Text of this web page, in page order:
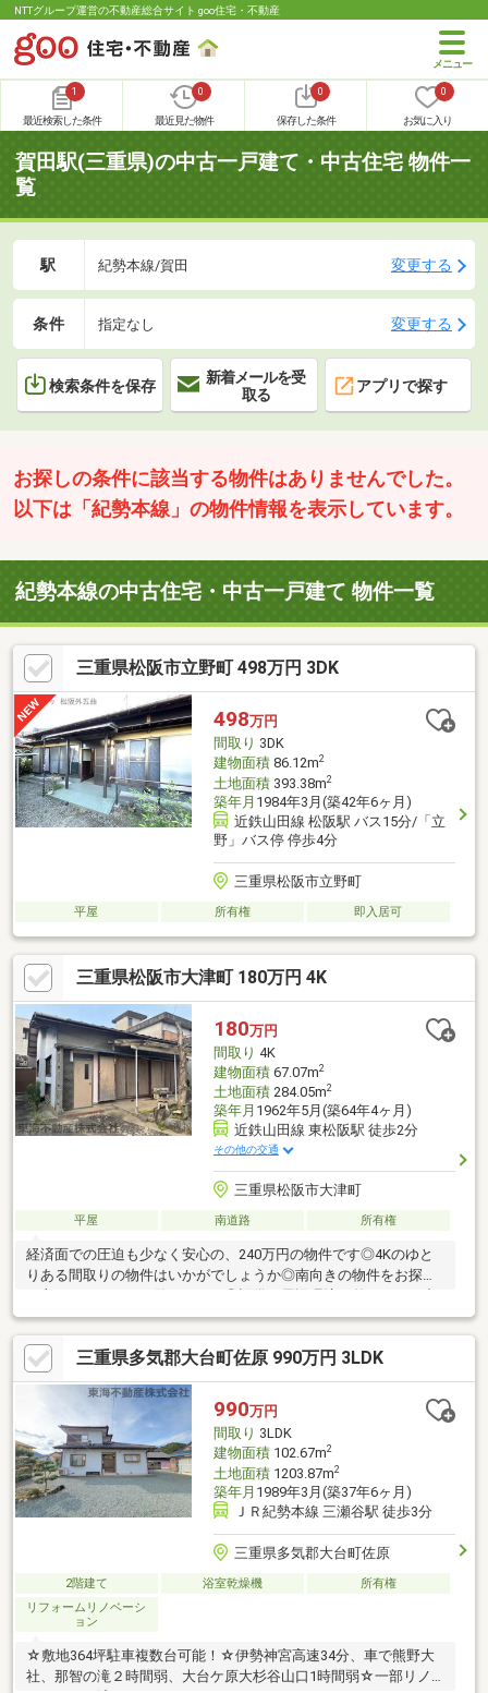
NTTグループ運営の不動産総合サイト goo住宅・不動産
1
最近検索した条件
0
最近見た物件
0
保存した条件
0
お気に入り
賀田駅(三重県)の中古一戸建て・中古住宅 物件一
覧
駅 紀勢本線/賀田 変更する
条件 指定なし 変更する
検索条件を保存
新着メールを受
取る
アプリで探す
お探しの条件に該当する物件はありませんでした。
以下は「紀勢本線」の物件情報を表示しています。
紀勢本線の中古住宅・中古一戸建て 物件一覧
三重県松阪市立野町 498万円 3DK
498万円
間取り 3DK
建物面積86.12m2
土地面積393.38m2
築年月 1984年3月(築42年6ヶ月)
近鉄山田線 松阪駅 バス15分/「立
野」バス停 停歩4分
三重県松阪市立野町
平屋 所有権 即入居可
三重県松阪市大津町 180万円 4K
180万円
間取り 4K
建物面積67.07m2
土地面積284.05m2
築年月 1962年5月(築64年4ヶ月)
近鉄山田線 東松阪駅 徒歩2分
その他の交通
三重県松阪市大津町
平屋 南道路 所有権
経済面での圧迫も少なく安心の、240万円の物件です◎4Kのゆと
りある間取りの物件はいかがでしょうか◎南向きの物件をお探し
古戸建てはいかがでしょうか◎南向きの物件は、洗濯にも便利で
す◎建物面積が67.07㎡でスペースが十分のファミリーにもおすす
めの物件です◎駅の近くに立地する、徒歩2分圏内の物件です
(*^_^*)
三重県多気郡大台町佐原 990万円 3LDK
990万円
間取り 3LDK
建物面積102.67m2
土地面積1203.87m2
築年月 1989年3月(築37年6ヶ月)
ＪＲ紀勢本線 三瀬谷駅 徒歩3分
三重県多気郡大台町佐原
2階建て 浴室乾燥機
所有権
リフォームリノベーシ
ョン
☆敷地364坪駐車複数台可能！☆伊勢神宮高速34分、車で熊野大
社、那智の滝２時間弱、大台ケ原大杉谷山口1時間弱☆一部リノ